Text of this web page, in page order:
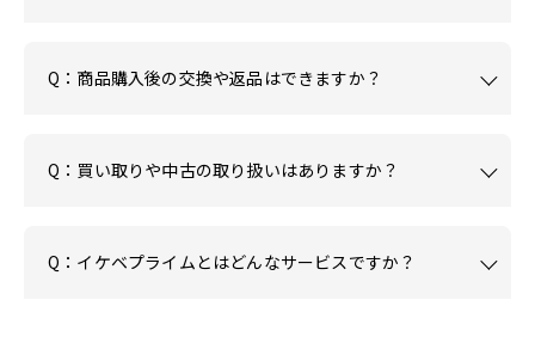
Q：商品購入後の交換や返品はできますか？
Q：買い取りや中古の取り扱いはありますか？
Q：イケベプライムとはどんなサービスですか？